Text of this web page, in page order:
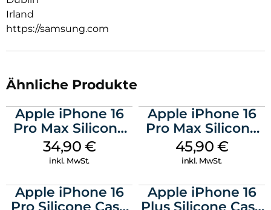
Irland
https://samsung.com
Ähnliche Produkte
Apple iPhone 16
Pro Max Silicone
Case MagSafe
Denim
34,90 €
inkl. MwSt.
Apple iPhone 16
Pro Max Silicone
Case MagSafe
Ultramarine
45,90 €
inkl. MwSt.
Apple iPhone 16
Apple iPhone 16